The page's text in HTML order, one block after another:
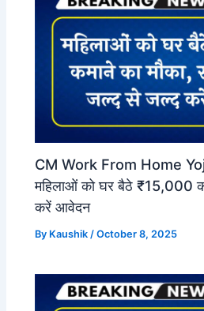
CM Work From Home
महिलाओं को घर बैठे ₹15,000
करें आवेदन
By Kaushik/October 8, 2025